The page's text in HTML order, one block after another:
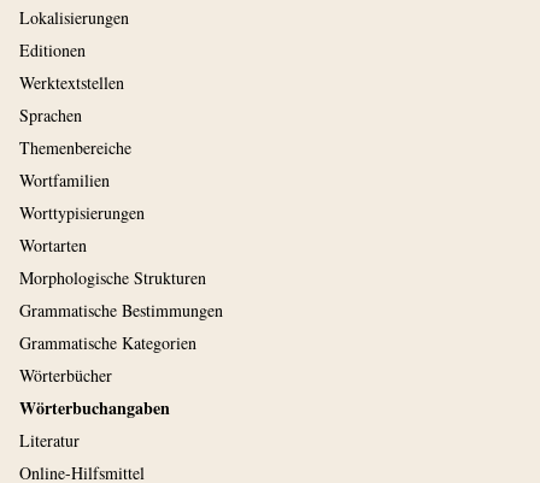
Lokalisierungen
Editionen
Werktextstellen
Sprachen
Themenbereiche
Wortfamilien
Worttypisierungen
Wortarten
Morphologische Strukturen
Grammatische Bestimmungen
Grammatische Kategorien
Wörterbücher
Wörterbuchangaben
Literatur
Online-Hilfsmittel